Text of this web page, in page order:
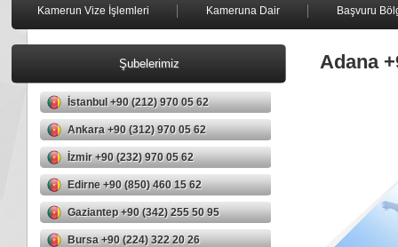
Kamerun Vize İşlemleri Kameruna Dair Başvuru
Şubelerimiz
İstanbul +90 (212) 970 05 62
Ankara +90 (312) 970 05 62
İzmir +90 (232) 970 05 62
Edirne +90 (850) 460 15 62
Gaziantep +90 (342) 255 50 95
Bursa +90 (224) 322 20 26
Adana